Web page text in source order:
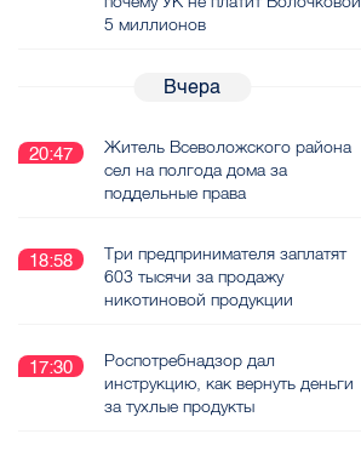
5 миллионов
Вчера
20:47
Житель Всеволожского района
сел на полгода дома за
поддельные права
18:58
Три предпринимателя заплатят
603 тысячи за продажу
никотиновой продукции
17:30
Роспотребнадзор дал
инструкцию, как вернуть деньги
за тухлые продукты